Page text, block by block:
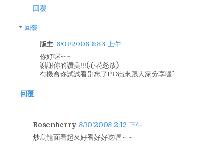
回覆
回覆
版主 8/01/2008 8:33 上午
你好喔~~~
謝謝你的讚美!!!(心花怒放)
有機會你試試看別忘了PO出來跟大家分享喔^^
回覆
Rosenberry 8/10/2008 2:12 下午
炒烏龍面看起來好香好好吃喔～～